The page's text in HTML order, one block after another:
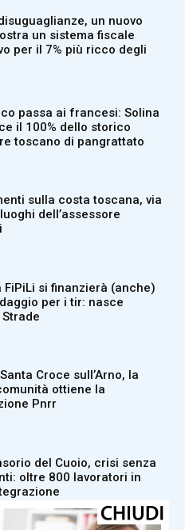
un nuovo
un sistema fiscale
per il 7% più ricco degli
passa ai francesi: Solina
il 100% dello storico
toscano di pangrattato
sulla costa toscana, via
dell’assessore
FiPiLi si finanzierà (anche)
per i tir: nasce
Croce sull’Arno, la
ottiene la
Pnrr
del Cuoio, crisi senza
oltre 800 lavoratori in